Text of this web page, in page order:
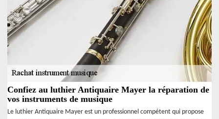
Confiez au luthier Antiquaire Mayer la réparation de
vos instruments de musique
Le luthier Antiquaire Mayer est un professionnel compétent qui propose